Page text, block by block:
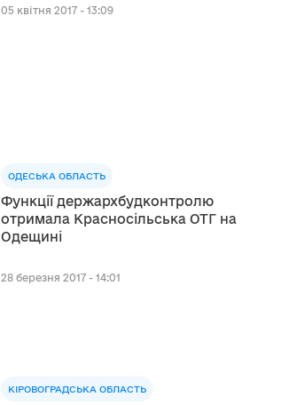
05 квітня 2017 - 13:09
ОДЕСЬКА ОБЛАСТЬ
Функції держархбудконтролю
отримала Красносільська ОТГ на
Одещині
28 березня 2017 - 14:01
КІРОВОГРАДСЬКА ОБЛАСТЬ